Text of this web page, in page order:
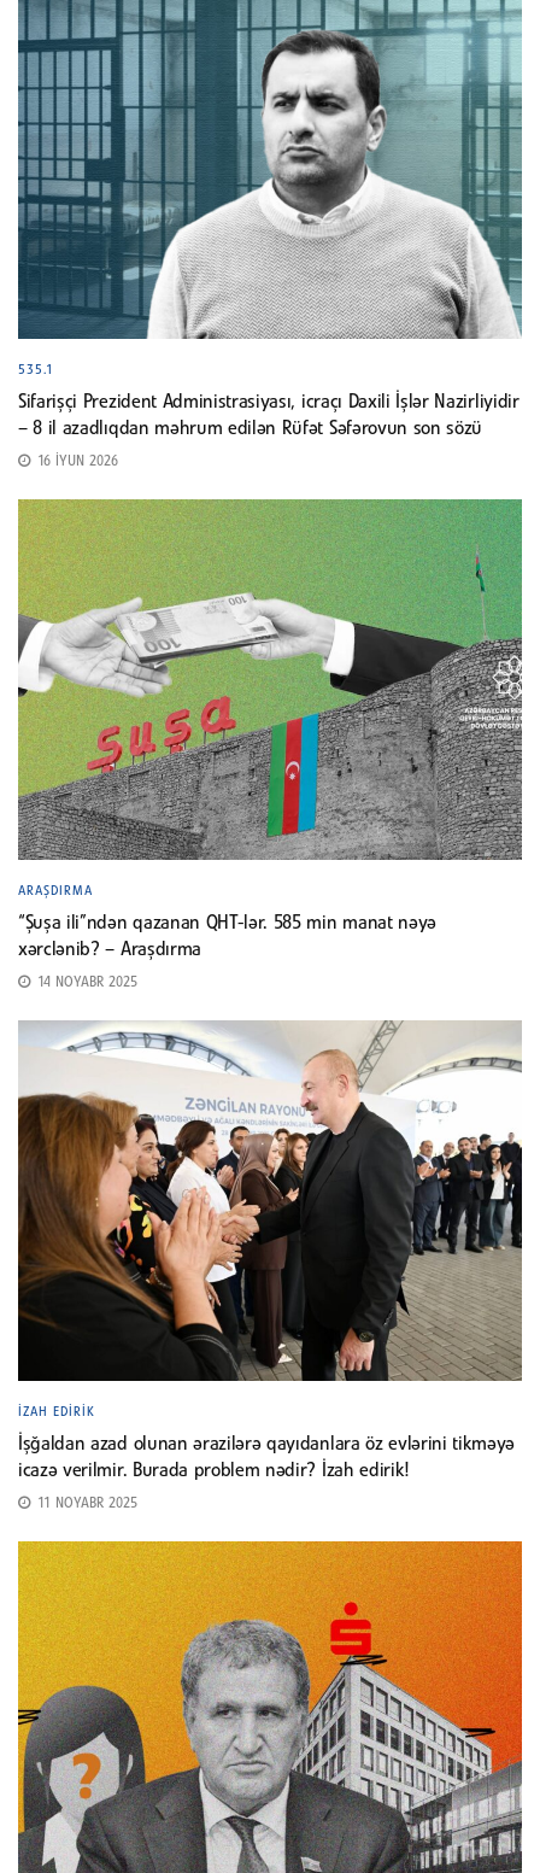
535.1
Sifarişçi Prezident Administrasiyası, icraçı Daxili İşlər Nazirliyidir
– 8 il azadlıqdan məhrum edilən Rüfət Səfərovun son sözü
16 İYUN 2026
ARAŞDIRMA
“Şuşa ili”ndən qazanan QHT-lər. 585 min manat nəyə
xərclənib? – Araşdırma
14 NOYABR 2025
İZAH EDIRIK
İşğaldan azad olunan ərazilərə qayıdanlara öz evlərini tikməyə
icazə verilmir. Burada problem nədir? İzah edirik!
11 NOYABR 2025